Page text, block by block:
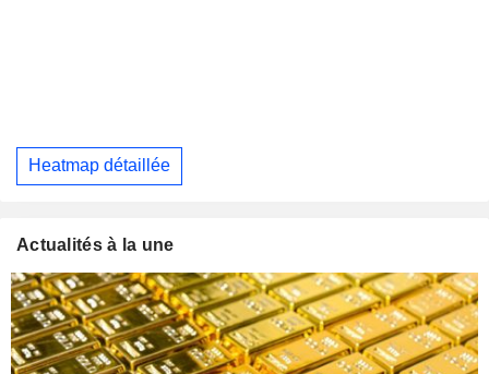
Heatmap détaillée
Actualités à la une